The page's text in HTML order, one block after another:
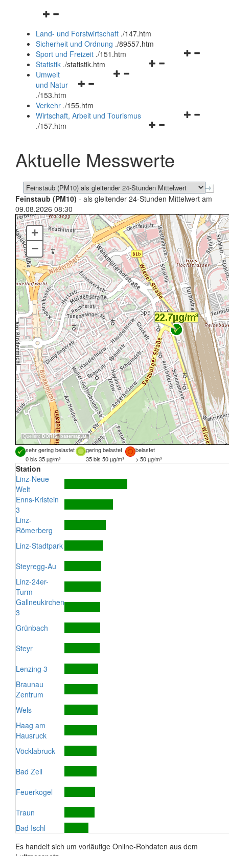
Navigationsmenü
und
schließen
Land- und Forstwirtschaft ./147.htm
Sicherheit und Ordnung ./89557.htm
Navigationsmenü
Sport und Freizeit ./151.htm
Navigationsmenü
Statistik ./statistik.htm
Navigationsmenü
und
schließen
Umwelt
und Natur
./153.htm
Verkehr ./155.htm
Navigationsmenü
schließen
Wirtschaft, Arbeit und Tourismus
./157.htm
Aktuelle Messwerte
Feinstaub (PM10) - als gleitender 24-Stunden Mittelwert am
09.08.2026 08:30
Quellen: DORIS, basemap.at
+
–
sehr gering belastet gering belastet
belastet
0 bis 35 µg/m³
35 bis 50 µg/m³ > 50 µg/m³
Station
Linz-Neue
Welt
Enns-Kristein
3
Linz-
Römerberg
Linz-Stadtpark
Steyregg-Au
Linz-24er-
Turm
Gallneukirchen
3
Grünbach
Steyr
Lenzing 3
Braunau
Zentrum
Wels
Haag am
Hausruck
Vöcklabruck
Bad Zell
Feuerkogel
Traun
Bad Ischl
Es handelt sich um vorläufige Online-Rohdaten aus dem